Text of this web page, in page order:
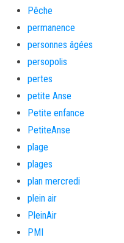
Pêche
permanence
personnes âgées
persopolis
pertes
petite Anse
Petite enfance
PetiteAnse
plage
plages
plan mercredi
plein air
PleinAir
PMI